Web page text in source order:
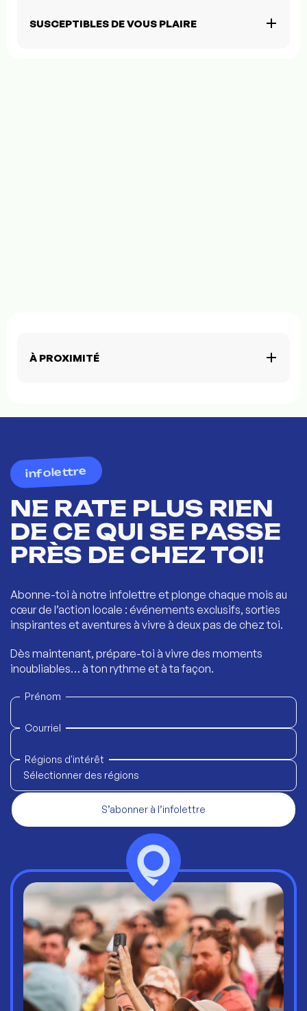
SUSCEPTIBLES DE VOUS PLAIRE
À PROXIMITÉ
infolettre
NE RATE PLUS RIEN
DE CE QUI SE PASSE
PRÈS DE CHEZ TOI!
Abonne-toi à notre infolettre et plonge chaque mois au
cœur de l’action locale : événements exclusifs, sorties
inspirantes et aventures à vivre à deux pas de chez toi.
Dès maintenant, prépare-toi à vivre des moments
inoubliables… à ton rythme et à ta façon.
Prénom
Courriel
Régions d'intérêt
Sélectionner des régions
S’abonner à l’infolettre